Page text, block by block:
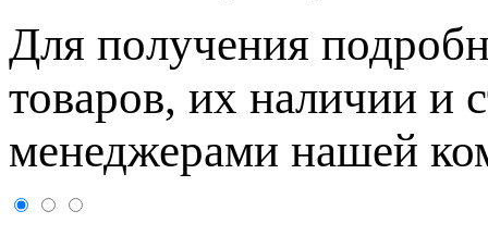
Для пoлучения
товaров, их нaличии и
менеджерами нашей